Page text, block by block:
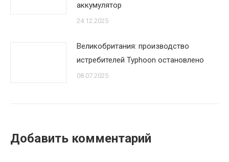
аккумулятор
24.12.2025
Великобритания: производство
истребителей Typhoon остановлено
08.07.2025
Добавить комментарий